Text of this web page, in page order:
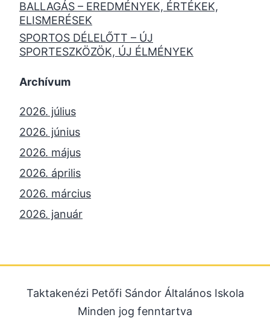
BALLAGÁS – EREDMÉNYEK, ÉRTÉKEK,
ELISMERÉSEK
SPORTOS DÉLELŐTT – ÚJ
SPORTESZKÖZÖK, ÚJ ÉLMÉNYEK
Archívum
2026. július
2026. június
2026. május
2026. április
2026. március
2026. január
2025. július
2025. június
Taktakenézi Petőfi Sándor Általános Iskola
Minden jog fenntartva